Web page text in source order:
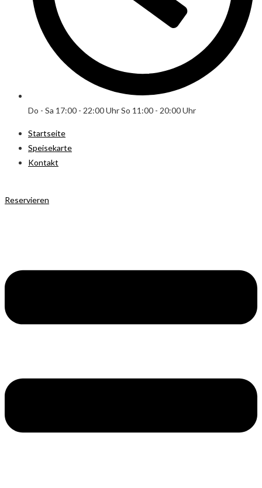
Do - Sa 17:00 - 22:00 Uhr So 11:00 - 20:00 Uhr
Startseite
Speisekarte
Kontakt
Reservieren